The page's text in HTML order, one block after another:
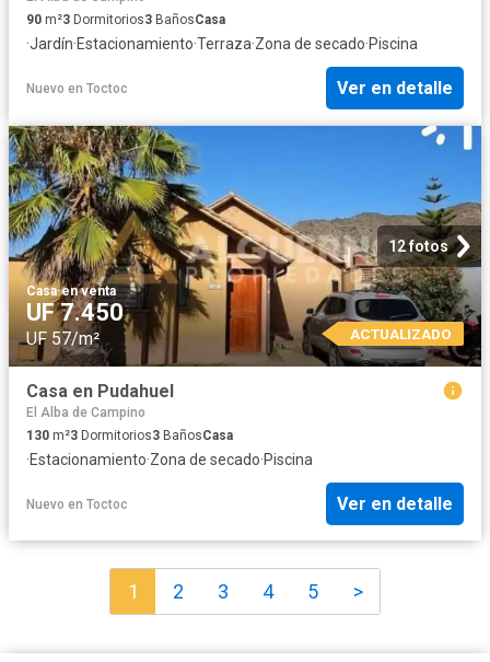
90 m²3 Dormitorios3 BañosCasa
·Jardín·Estacionamiento·Terraza·Zona de secado·Piscina
Nuevo en Toctoc Ver en detalle
12 fotos
Casa·en venta
UF 7.450
UF 57/m² ACTUALIZADO
Casa en Pudahuel
El Alba de Campino
130 m²3 Dormitorios3 BañosCasa
·Estacionamiento·Zona de secado·Piscina
Nuevo en Toctoc Ver en detalle
1 2 3 4 5 >